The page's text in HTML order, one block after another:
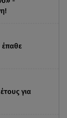
έπαθε
για